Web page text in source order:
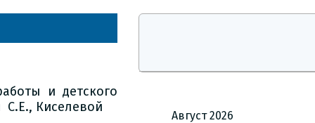
и детского
С.Е., Киселевой
Август 2026